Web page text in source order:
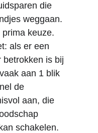
die
weggaan.
keuze.
als er een
betrokken is bij
aan 1 blik
de
aan, die
schakelen.